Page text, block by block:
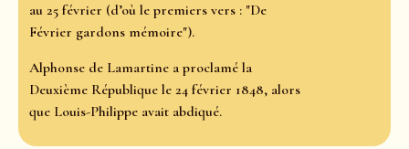
au 25 février (d’où le premiers vers : "De
Février gardons mémoire").
Alphonse de Lamartine a proclamé la
Deuxième République le 24 février 1848, alors
que Louis-Philippe avait abdiqué.